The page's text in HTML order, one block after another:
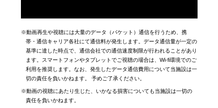
※動画再生や視聴には大量のデータ（パケット）通信を行うため、携
帯・通信キャリア各社にて通信料が発生します。データ通信量が一定の
基準に達した時点で、通信会社での通信速度制限が行われることがあり
ます。スマートフォンやタブレットでご視聴の場合は、Wi-fi環境でのご
利用を推奨します。なお、発生したデータ通信費用について当施設は一
切の責任を負いかねます。 予めご了承ください。
※動画の視聴にあたり生じた、いかなる損害についても当施設は一切の
責任を負いかねます。